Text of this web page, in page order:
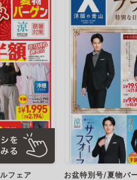
フェア お盆特別号/夏物バ